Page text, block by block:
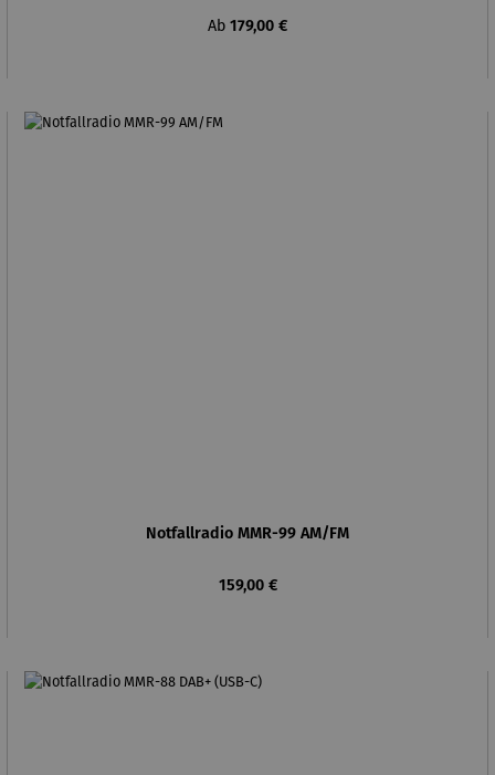
Regulärer Preis:
Ab 179,00 €
Notfallradio MMR-99 AM/FM
Regulärer Preis:
159,00 €